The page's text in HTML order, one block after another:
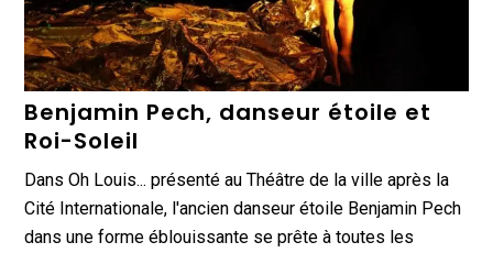
Benjamin Pech, danseur étoile et
Roi-Soleil
Dans Oh Louis... présenté au Théâtre de la ville après la
Cité Internationale, l'ancien danseur étoile Benjamin Pech
dans une forme éblouissante se prête à toutes les